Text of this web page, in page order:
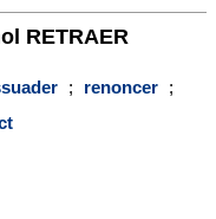
RETRAER
; renoncer ;